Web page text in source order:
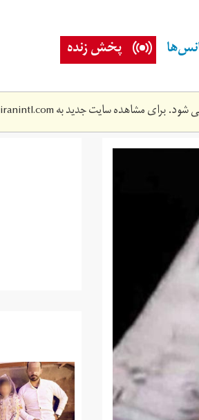
پخش زنده
شود. برای مشاهده سایت جدید بهiranintl.com